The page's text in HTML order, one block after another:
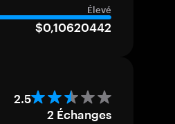
Élevé
$0,10620442
2.5
2 Échanges